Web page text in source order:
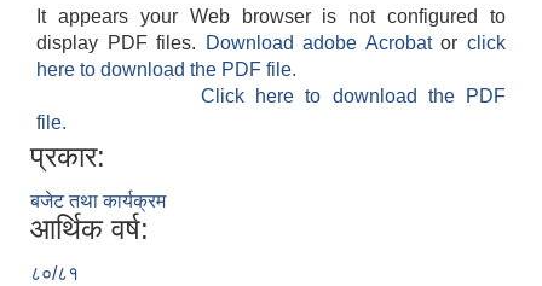
It appears your Web browser is not configured to
display PDF files.
Download adobe Acrobatorclick
here to download the PDF file.
Click here to download the PDF
file.
प्रकार:
बजेट तथा कार्यक्रम
आर्थिक वर्ष:
८०/८१